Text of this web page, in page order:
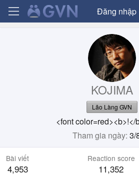
Đăng nhập
KOJIMA
Lão Làng GVN
<font color=red><b>!</
Tham gia ngày 3/
Bài viết
4,953
Reaction score
11,352